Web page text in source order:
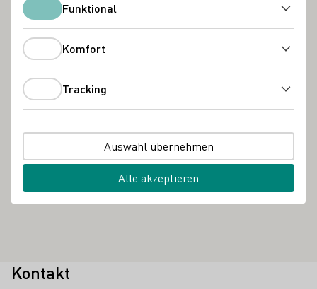
Weingut Dr. Heger
Mehr erfahren
Weingut Familie Erbeldinger
Kontakt
FunktionalFunktional
Komfort
Tracking
Auswahl übernehmen
Alle akzeptieren